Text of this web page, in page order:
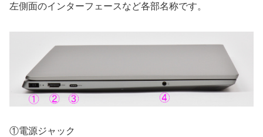
左側面のインターフェースなど各部名称です。
①電源ジャック